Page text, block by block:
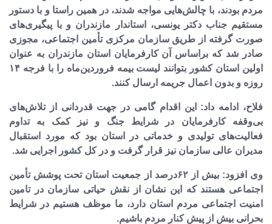
مردم بودند، با چالش‌هایی مواجه شدند، در همین راستا و با دستور
مستقیم جناب دکتر یونسی، استاندار مازندران و با پیگیری‌های
صورت گرفته از طریق سازمان مرکزی تأمین اجتماعی، مجوزی
صادر شد که براساس آن کارفرمایان استان مازندران به عنوان
اولین استان کشور بتوانند لیست بیمه فروردین‌ماه را با فرجه ۱۴
روزه و بدون اعمال جریمه ارسال کنند.
فلاح، ادامه داد: این اقدام گامی در جهت قدردانی از تلاش‌های
بی‌وقفه کارفرمایان در شرایط جنگ و نیز کمک به تداوم
فعالیت‌های تولیدی و خدماتی در استان بود که مورد استقبال
مدیران عالی سازمان نیز قرار گرفت و در کل کشور اجرایی شد.
وی افزود: بیش از ۶۲درصد از جمعیت استان تحت پوشش تأمین
اجتماعی هستند که این نشان از نقش حیاتی سازمان در تامین
امنیت اجتماعی مردم استان دارد، ما موظف هستیم در شرایط
بحرانی بیش از پیش کنار مردم باشیم.